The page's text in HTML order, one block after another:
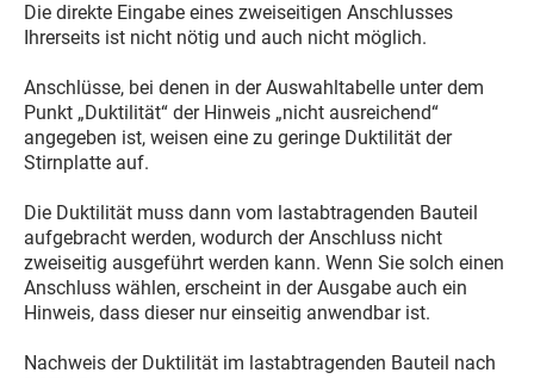
Die direkte Eingabe eines zweiseitigen Anschlusses
Ihrerseits ist nicht nötig und auch nicht möglich.
Anschlüsse, bei denen in der Auswahltabelle unter dem
Punkt „Duktilität“ der Hinweis „nicht ausreichend“
angegeben ist, weisen eine zu geringe Duktilität der
Stirnplatte auf.
Die Duktilität muss dann vom lastabtragenden Bauteil
aufgebracht werden, wodurch der Anschluss nicht
zweiseitig ausgeführt werden kann. Wenn Sie solch einen
Anschluss wählen, erscheint in der Ausgabe auch ein
Hinweis, dass dieser nur einseitig anwendbar ist.
Nachweis der Duktilität im lastabtragenden Bauteil nach